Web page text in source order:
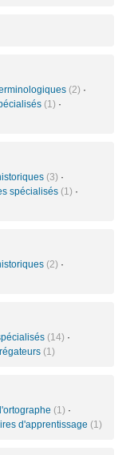
(2) ·
(1) ·
(3) ·
spécialisés (1) ·
(2) ·
(14) ·
(1)
(1) ·
d'apprentissage (1)